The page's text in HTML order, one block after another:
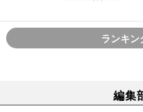
ランキン
編集